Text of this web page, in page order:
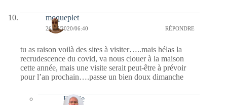
moqueplet
26/07/2020/06:40 RÉPONDRE
tu as raison voilà des sites à visiter…..mais hélas la
recrudescence du covid, va nous clouer à la maison
cette année, mais une visite serait peut-être à prévoir
pour l’an prochain….passe un bien doux dimanche
Bernie